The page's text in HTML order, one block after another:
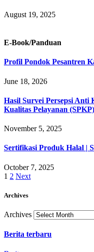
August 19, 2025
E-Book/Panduan
Profil Pondok Pesantren
June 18, 2026
Hasil Survei Persepsi Anti
Kualitas Pelayanan
November 5, 2025
Sertifikasi Produk Halal |
October 7, 2025
1 2 Next
Archives
Archives
Berita terbaru